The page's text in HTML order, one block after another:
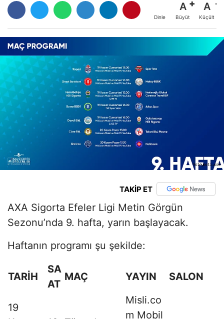
Dinle
A
Büyüt
A
Küçült
TAKİP ET
AXA Sigorta Efeler Ligi Metin Görgün
Sezonu’nda 9. hafta, yarın başlayacak.
Haftanın programı şu şekilde:
TARİH
SA
AT
MAÇ YAYIN SALON
19
Misli.co
m Mobil